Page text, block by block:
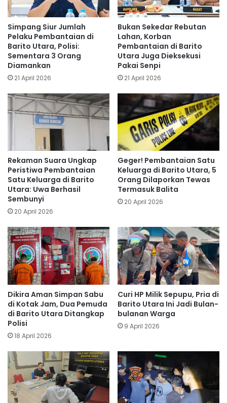
Simpang Siur Jumlah
Pelaku Pembantaian di
Barito Utara, Polisi:
Sementara 3 Orang
Diamankan
21 April 2026
Bukan Sekedar Rebutan
Lahan, Korban
Pembantaian di Barito
Utara Juga Dieksekusi
Pakai Senpi
21 April 2026
Rekaman Suara Ungkap
Peristiwa Pembantaian
Satu Keluarga di Barito
Utara: Uwa Berhasil
Sembunyi
20 April 2026
Geger! Pembantaian Satu
Keluarga di Barito Utara, 5
Orang Dilaporkan Tewas
Termasuk Balita
20 April 2026
Dikira Aman Simpan Sabu
di Kotak Jam, Dua Pemuda
di Barito Utara Ditangkap
Polisi
18 April 2026
Curi HP Milik Sepupu, Pria di
Barito Utara Ini Jadi Bulan-
bulanan Warga
9 April 2026